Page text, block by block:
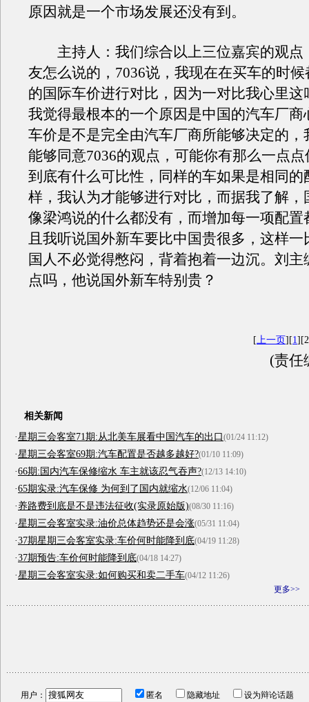
原因就是一个市场发展还没有到。
主持人：我们综合以上三位嘉宾的观点
友怎么说的，7036说，我现在在买车的时
的国际车价进行对比，因为一对比我心里这
我觉得最根本的一个原因是中国的汽车厂商
车价是不是完全由汽车厂商所能够决定的，
能够同意7036的观点，可能你有那么一点点
到底有什么可比性，同样的车如果是相同的
样，我认为才能够进行对比，而据我了解，
像梁鸿说的什么都没有，而增加每一项配置
且我听说国外新车要比中国贵很多，这样
国人不必觉得憋闷，背着抱着一边沉。刘主
点吗，他说国外新车特别贵？
[上一页][1
(责任
相关新闻
·星期三会客室71期:从北美车展看中国汽车的出口(01/24 11:12)
·星期三会客室69期:汽车配置是否越多越好?(01/10 11:09)
·66期:国内汽车保修缩水 车主就该忍气吞声?(12/13 14:10)
·65期实录:汽车保修 为何到了国内就缩水(12/06 11:04)
·养路费到底是不是违法征收(实录原始版)(08/30 11:16)
·星期三会客室实录:油价总体趋势还是会涨(05/31 11:04)
·37期星期三会客室实录:车价何时能降到底(04/19 11:28)
·37期预告:车价何时能降到底(04/18 14:27)
·星期三会客室实录:如何购买和卖二手车(04/12 11:26)
更多>>
用户： 匿名 隐藏地址 设为辩论话题